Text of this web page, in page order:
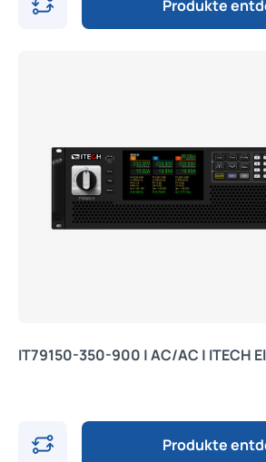
Produkte
IT79150-350-900 | AC/AC | ITECH
Produkte